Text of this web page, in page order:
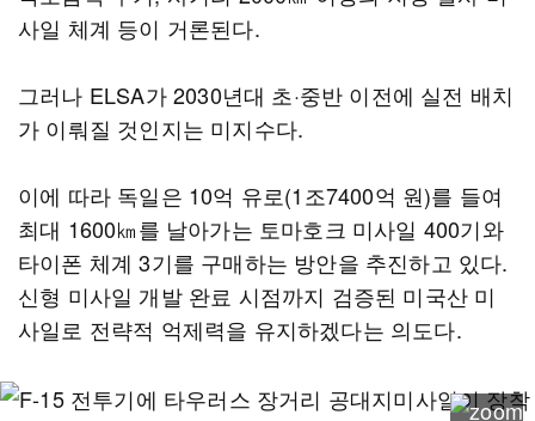
사일 체계 등이 거론된다.
그러나 ELSA가 2030년대 초·중반 이전에 실전 배치
가 이뤄질 것인지는 미지수다.
이에 따라 독일은 10억 유로(1조7400억 원)를 들여
최대 1600㎞를 날아가는 토마호크 미사일 400기와
타이폰 체계 3기를 구매하는 방안을 추진하고 있다.
신형 미사일 개발 완료 시점까지 검증된 미국산 미
사일로 전략적 억제력을 유지하겠다는 의도다.